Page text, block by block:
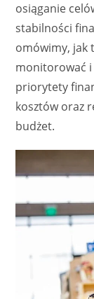
osiąganie
stabilności
omówimy, jak
monitorować i
priorytety
kosztów oraz
budżet.